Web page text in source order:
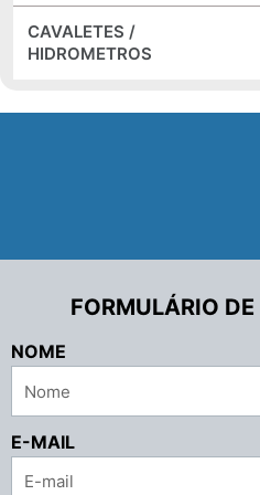
CAVALETES /
HIDROMETROS
FORMULÁRIO
NOME
E-MAIL